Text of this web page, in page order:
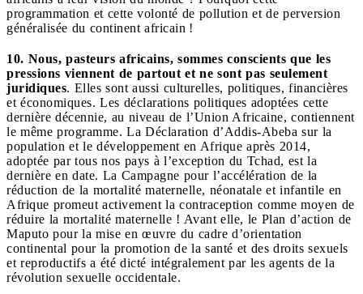
programmation et cette volonté de pollution et de perversion
généralisée du continent africain !
10. Nous, pasteurs africains, sommes conscients que les
pressions viennent de partout et ne sont pas seulement
juridiques. Elles sont aussi culturelles, politiques, financières
et économiques. Les déclarations politiques adoptées cette
dernière décennie, au niveau de l’Union Africaine, contiennent
le même programme. La Déclaration d’Addis-Abeba sur la
population et le développement en Afrique après 2014,
adoptée par tous nos pays à l’exception du Tchad, est la
dernière en date. La Campagne pour l’accélération de la
réduction de la mortalité maternelle, néonatale et infantile en
Afrique promeut activement la contraception comme moyen de
réduire la mortalité maternelle ! Avant elle, le Plan d’action de
Maputo pour la mise en œuvre du cadre d’orientation
continental pour la promotion de la santé et des droits sexuels
et reproductifs a été dicté intégralement par les agents de la
révolution sexuelle occidentale.